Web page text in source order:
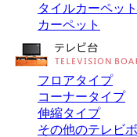
タイルカーペット
カーペット
フロアタイプ
コーナータイプ
伸縮タイプ
その他のテレビ